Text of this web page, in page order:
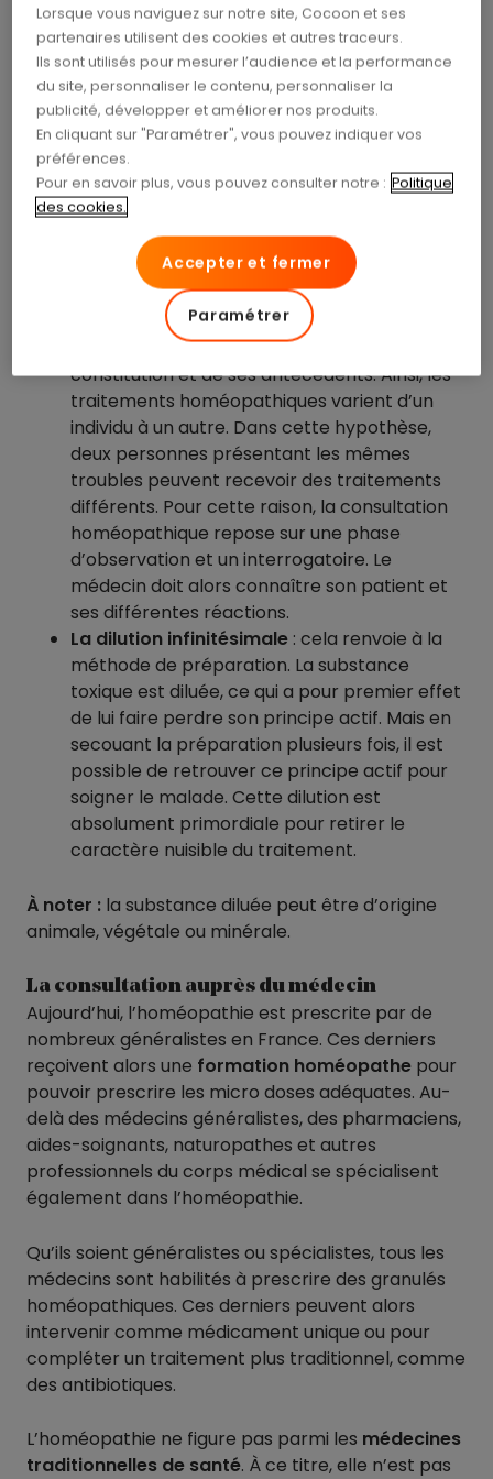
médicaments homéopathiques, le praticien aide le
patient à retrouver cet équilibre. Ainsi,
l’organisme est traité en profondeurau-delà des
seuls symptômes.
Les différents principes de l’homéopathie
L’homéopathie repose sur 3 grands principes :
La similitude: il reprend l’adage “ Similia
similibus curentur “. Autrement dit, le
semblable guérit le semblable.
La loi de l’individuation: chaque individu
social réagit différemment en raison de sa
constitution et de ses antécédents. Ainsi, les
traitements homéopathiques varient d’un
individu à un autre. Dans cette hypothèse,
deux personnes présentant les mêmes
troubles peuvent recevoir des traitements
différents. Pour cette raison, la consultation
homéopathique repose sur une phase
d’observation et un interrogatoire. Le
médecin doit alors connaître son patient et
ses différentes réactions.
La dilution infinitésimale : cela renvoie à la
méthode de préparation. La substance
toxique est diluée, ce qui a pour premier effet
de lui faire perdre son principe actif. Mais en
secouant la préparation plusieurs fois, il est
possible de retrouver ce principe actif pour
soigner le malade. Cette dilution est
absolument primordiale pour retirer le
caractère nuisible du traitement.
À noter : la substance diluée peut être d’origine
animale, végétale ou minérale.
La consultation auprès du médecin
Aujourd’hui, l’homéopathie est prescrite par de
nombreux généralistes en France. Ces derniers
reçoivent alors une formation homéopathe pour
pouvoir prescrire les micro doses adéquates. Au-
delà des médecins généralistes, des pharmaciens,
aides-soignants, naturopathes et autres
professionnels du corps médical se spécialisent
également dans l’homéopathie.
Qu’ils soient généralistes ou spécialistes, tous les
médecins sont habilités à prescrire des granulés
homéopathiques. Ces derniers peuvent alors
intervenir comme médicament unique ou pour
compléter un traitement plus traditionnel, comme
des antibiotiques.
L’homéopathie ne figure pas parmi les médecines
traditionnelles de santé. À ce titre, elle n’est pas
Lorsque vous naviguez sur notre site, Cocoon et ses
partenaires utilisent des cookies et autres traceurs.
Ils sont utilisés pour mesurer l’audience et la performance
du site, personnaliser le contenu, personnaliser la
publicité, développer et améliorer nos produits.
En cliquant sur "Paramétrer", vous pouvez indiquer vos
préférences.
Pour en savoir plus, vous pouvez consulter notre : Politique
des cookies.
Accepter et fermer
Paramétrer